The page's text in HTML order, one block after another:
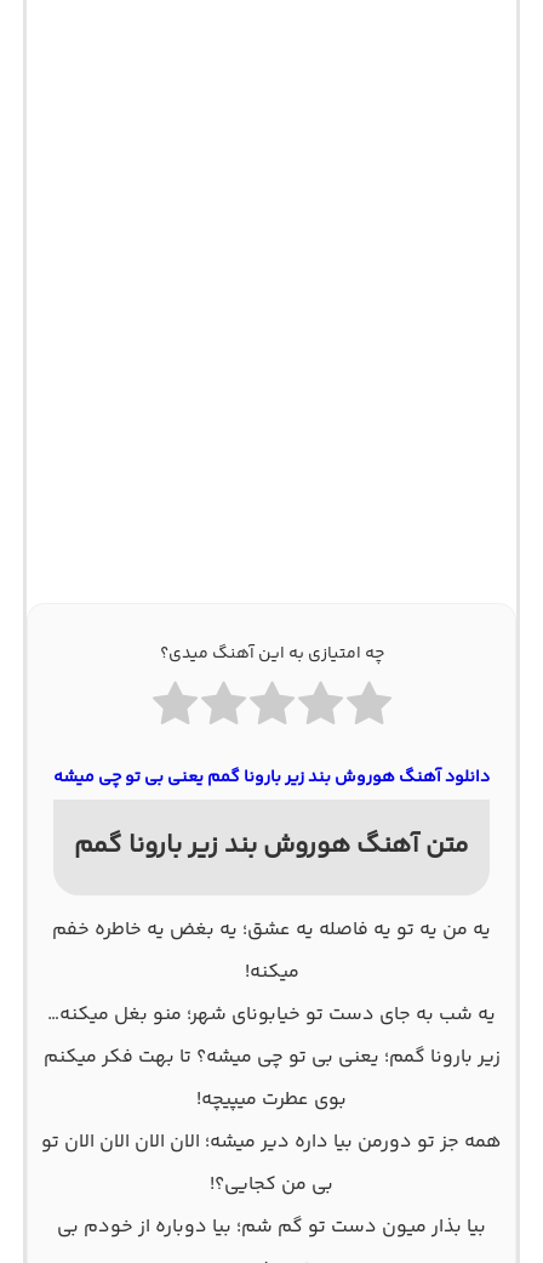
چه امتیازی به این آهنگ میدی؟
دانلود آهنگ هوروش بند زیر بارونا گمم یعنی بی تو چی میشه
متن آهنگ هوروش بند زیر بارونا گمم
یه من یه تو یه فاصله یه عشق؛ یه بغض یه خاطره خفم
میکنه!
یه شب به جای دست تو خیابونای شهر؛ منو بغل میکنه…
زیر بارونا گمم؛ یعنی بی تو چی میشه؟ تا بهت فکر میکنم
بوی عطرت میپیچه!
همه جز تو دورمن بیا داره دیر میشه؛ الان الان الان الان تو
بی من کجایی؟!
بیا بذار میون دست تو گم شم؛ بیا دوباره از خودم بی